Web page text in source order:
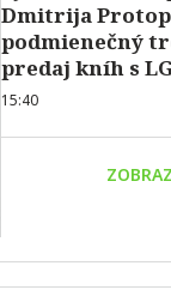
Dmitrija
podmienečný
predaj kníh s
15:40